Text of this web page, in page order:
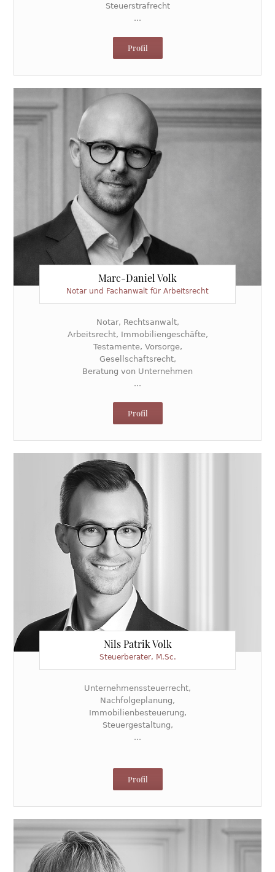
Steuerstrafrecht
...
Profil
Marc-Daniel Volk
Notar und Fachanwalt für Arbeitsrecht
Notar, Rechtsanwalt,
Arbeitsrecht, Immobiliengeschäfte,
Testamente, Vorsorge,
Gesellschaftsrecht,
Beratung von Unternehmen
...
Profil
Nils Patrik Volk
Steuerberater, M.Sc.
Unternehmenssteuerrecht,
Nachfolgeplanung,
Immobilienbesteuerung,
Steuergestaltung,
...
Profil